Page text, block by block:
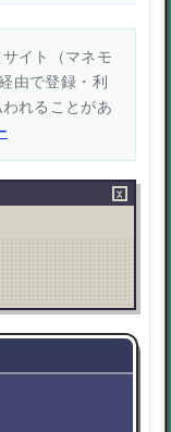
イト（マネモ
由で登録・利
れることがあ
×